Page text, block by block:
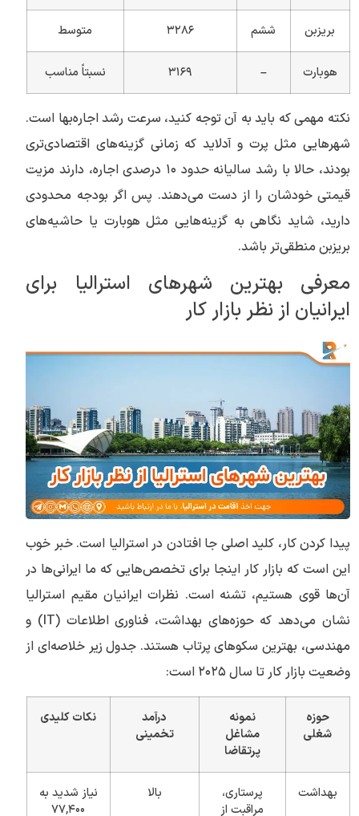
بریزبن ششم ۳۲۸۶ متوسط
هوبارت – ۳۱۶۹ نسبتاً مناسب
نکته مهمی که باید به آن توجه کنید، سرعت رشد اجاره‌بها است.
شهرهایی مثل پرت و آدلاید که زمانی گزینه‌های اقتصادی‌تری
بودند، حالا با رشد سالیانه حدود ۱۰ درصدی اجاره، دارند مزیت
قیمتی خودشان را از دست می‌دهند. پس اگر بودجه محدودی
دارید، شاید نگاهی به گزینه‌هایی مثل هوبارت یا حاشیه‌های
بریزبن منطقی‌تر باشد.
معرفی بهترین شهرهای استرالیا برای
ایرانیان از نظر بازار کار
پیدا کردن کار، کلید اصلی جا افتادن در استرالیا است. خبر خوب
این است که بازار کار اینجا برای تخصص‌هایی که ما ایرانی‌ها در
آن‌ها قوی هستیم، تشنه است. نظرات ایرانیان مقیم استرالیا
نشان می‌دهد که حوزه‌های بهداشت، فناوری اطلاعات (IT) و
مهندسی، بهترین سکوهای پرتاب هستند. جدول زیر خلاصه‌ای از
وضعیت بازار کار تا سال ۲۰۲۵ است:
حوزه
شغلی
نمونه
مشاغل
پرتقاضا
درآمد
تخمینی
نکات کلیدی
بهداشت
پرستاری،
مراقبت از
بالا
نیاز شدید به
۷۷,۴۰۰